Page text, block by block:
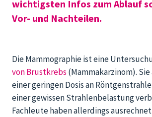
wichtigsten Infos zum Ablauf
Vor- und Nachteilen.
Die Mammographie ist eine
von Brustkrebs (Mammakarzinom).
einer geringen Dosis an
einer gewissen Strahlenbelastung
Fachleute haben allerdings